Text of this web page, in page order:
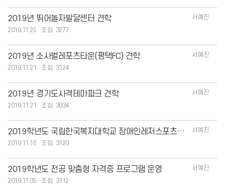
2019년 뛰어놀자발달센터 견학
서예진
2019.11.29
3277
2019년 소사벌레포츠타운(평택FC) 견학
서예진
2019.11.21
3124
2019년 경기도사격테마파크 견학
서예진
2019.11.21
3034
2019학년도 국립한국복지대학교 장애인레저스포츠과 제1회 소마(soma)제
서예진
2019.11.18
3120
2019학년도 전공 맞춤형 자격증 프로그램 운영
서예진
2019.11.05
3112